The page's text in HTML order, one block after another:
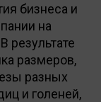
бизнеса и
на
результате
размеров,
разных
и голеней,